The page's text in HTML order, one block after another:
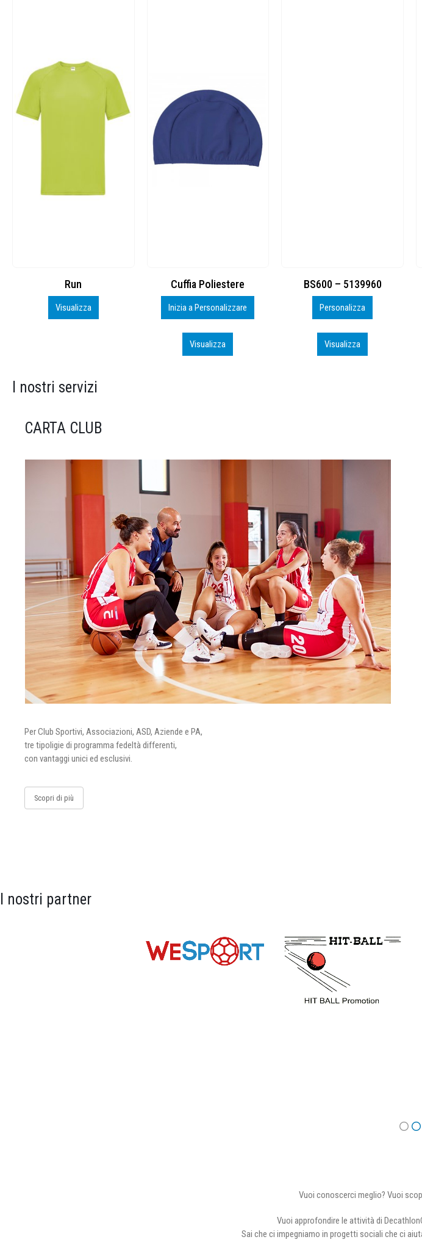
Cuffia Poliestere
Inizia a Personalizzare
BS600 – 5139960
Personalizza
Visualizza
Toppe ricamate in HD
Personalizza
Visualizza
I nostri servizi
CARTA CLUB
Per Club Sportivi, Associazioni, ASD, Aziende e PA,
tre tipoligie di programma fedeltà differenti,
con vantaggi unici ed esclusivi.
Scopri di più
I nostri partner
Vuoi conoscerci meglio? Vuoi
Vuoi approfondire le attività di
Sai che ci impegniamo in progetti sociali che ci